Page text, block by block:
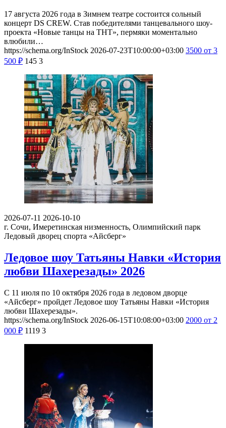
17 августа 2026 года в Зимнем театре состоится сольный
концерт DS CREW. Став победителями танцевального шоу-
проекта «Новые танцы на ТНТ», пермяки моментально
влюбили…
https://schema.org/InStock 2026-07-23T10:00:00+03:00 3500 от 3
500 ₽ 145 3
2026-07-11 2026-10-10
г. Сочи, Имеретинская низменность, Олимпийский парк
Ледовый дворец спорта «Айсберг»
Ледовое шоу Татьяны Навки «История
любви Шахерезады» 2026
С 11 июля по 10 октября 2026 года в ледовом дворце
«Айсберг» пройдет Ледовое шоу Татьяны Навки «История
любви Шахерезады».
https://schema.org/InStock 2026-06-15T10:08:00+03:00 2000 от 2
000 ₽ 1119 3